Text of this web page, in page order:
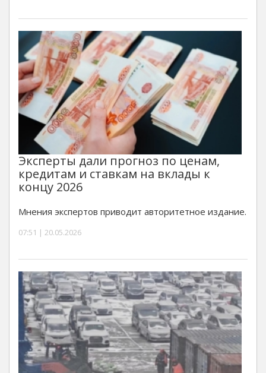
Эксперты дали прогноз по ценам,
кредитам и ставкам на вклады к
концу 2026
Мнения экспертов приводит авторитетное издание.
07:51 | 20.05.2026